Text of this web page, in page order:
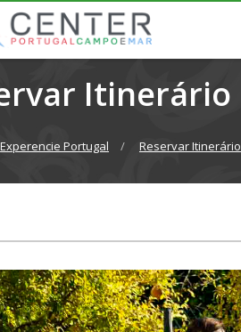
Itinerário
Experencie Portugal Reservar Itinerário